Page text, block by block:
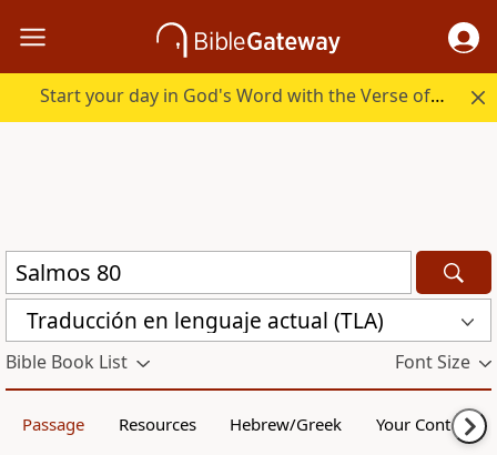
Start your day in God's Word with the Verse of the Day.
Traducción en lenguaje actual (TLA)
Bible Book List Font Size
Passage Resources Hebrew/Greek Your Content